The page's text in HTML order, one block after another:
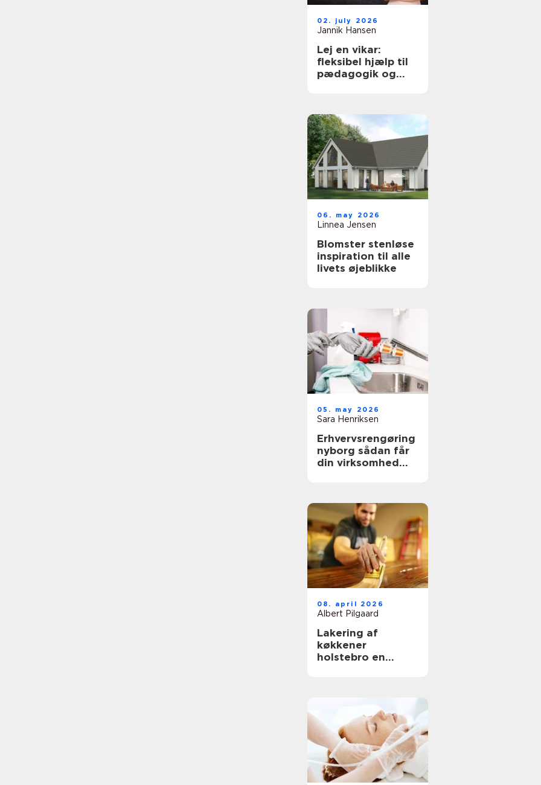
02. july 2026
Jannik Hansen
Lej en vikar:
fleksibel hjælp til
pædagogik og
06. may 2026
Linnea Jensen
Blomster stenløse
inspiration til alle
livets øjeblikke
05. may 2026
Sara Henriksen
Erhvervsrengøring
nyborg sådan får
din virksomhed
08. april 2026
Albert Pilgaard
Lakering af
køkkener
holstebro en